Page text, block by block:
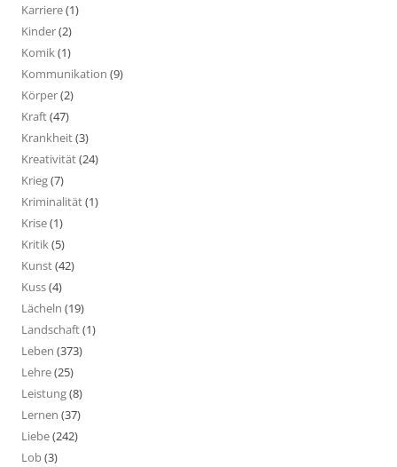
Karriere(1)
Kinder(2)
Komik(1)
Kommunikation (9)
Körper(2)
Kraft(47)
Krankheit(3)
Kreativität(24)
Krieg(7)
Kriminalität(1)
Krise(1)
Kritik(5)
Kunst(42)
Kuss(4)
Lächeln (19)
Landschaft(1)
Leben (373)
Lehre(25)
Leistung(8)
Lernen (37)
Liebe(242)
Lob(3)